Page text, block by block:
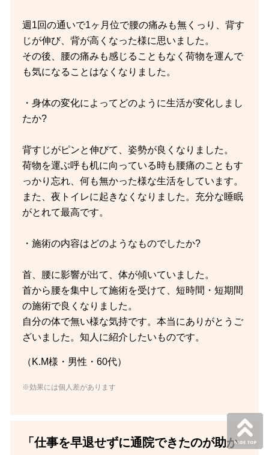
週1回の通いで1ヶ月位で腰の痛みも無くっり、背す
じが伸び、背が高くなった様に思いました。
その後、腰の痛みも感じることもなく荷物を運んで
も気になることはなくなりました。
・身体の変化によってどのように生活が変化しまし
たか?
背すじがピンと伸びて、姿勢が良くなりました。
荷物を運ぶ呼も机に向っている時も腰痛のこともす
っかり忘れ、何も無かった様な生活をしています。
また、夜トイレに起きなくなりました。充分な睡眠
がとれて最高です。
・施術の内容はどのようなものでしたか?
首、腰に影響が出て、体が傾いていました。
首から腰を集中して施術を受けて、短時間・短期間
の施術で良くなりました。
自分の体で無い様な気持です。本当にありがとうご
ざいました。知人に紹介したいものです。
（K.M様・男性・60代）
※効果には個人差があります
「仕事を早退せずに通院できたのが助か